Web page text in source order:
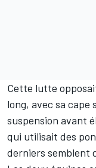
Cette lutte
long, avec sa cape
suspension avant
qui utilisait des
derniers semblent